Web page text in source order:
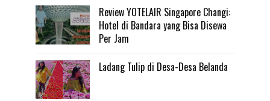
Review YOTELAIR Singapore Changi:
Hotel di Bandara yang Bisa Disewa
Per Jam
Ladang Tulip di Desa-Desa Belanda